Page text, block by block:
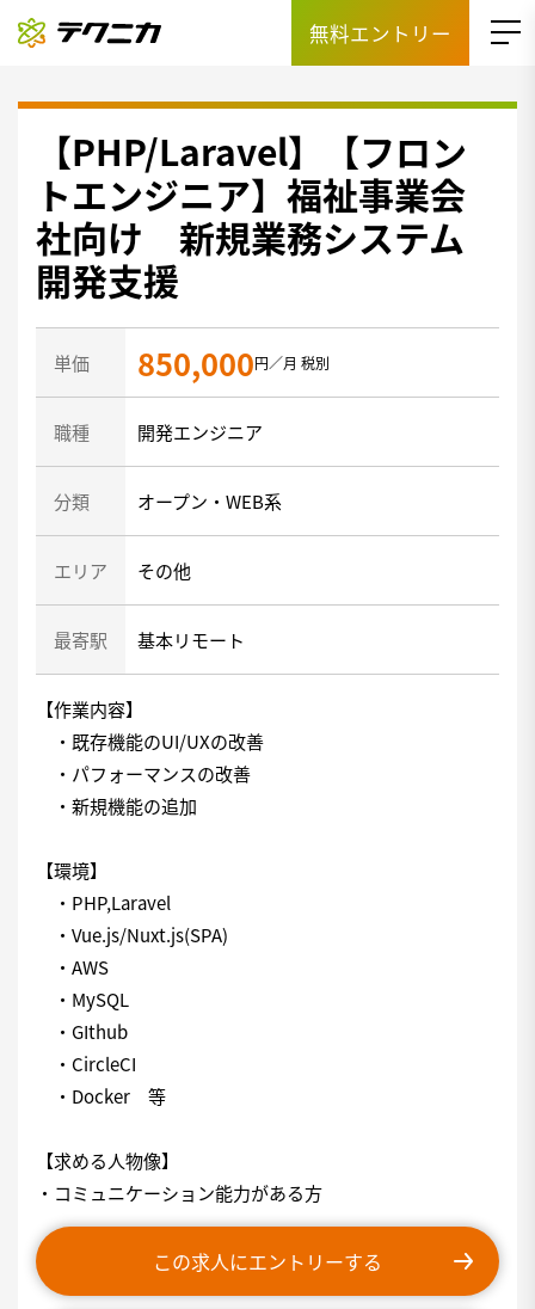
無料エントリー
【PHP/Laravel】【フロン
トエンジニア】福祉事業会
社向け 新規業務システム
開発支援
単価 850,000円／月 税別
職種 開発エンジニア
分類 オープン・WEB系
エリア その他
最寄駅 基本リモート
【作業内容】
・既存機能のUI/UXの改善
・パフォーマンスの改善
・新規機能の追加
【環境】
・PHP,Laravel
・Vue.js/Nuxt.js(SPA)
・AWS
・MySQL
・GIthub
・CircleCI
・Docker 等
【求める人物像】
・コミュニケーション能力がある方
この求人にエントリーする